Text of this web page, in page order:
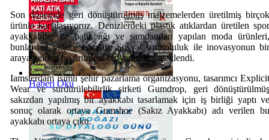
Haberi Oku
Son dönemde geri dönüştürülmüş malzemelerden üretilmiş
ürünle karşılaşıyoruz. Denizlerdeki plastik atıklardan üretilen
ayakkabılar ve balık ağı ve şamdandan yapılan moda
bunlardan sadece bazıları. Sosyal sorumluluk ile inovasyonun
araya geldiği bu ürünlere bir yenisi daha eklendi.
Iamsterdam isimli şehir pazarlama organizasyonu, tasarımcı
Wear ve sürdürülebilirlik şirketi Gumdrop, geri
sakızdan yapılmış bir ayakkabı tasarlamak için iş birliği yaptı
sonuç olarak ortaya Gumshoe (Sakız Ayakkabı) adı verilen
ayakkabı ortaya çıktı.